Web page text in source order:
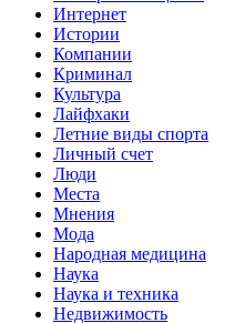
Интернет
Истории
Компании
Криминал
Культура
Лайфхаки
Летние виды спорта
Личный счет
Люди
Места
Мнения
Мода
Народная медицина
Наука
Наука и техника
Недвижимость